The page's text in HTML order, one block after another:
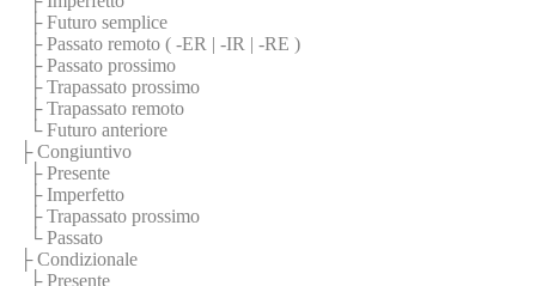
├ Futuro semplice
├ Passato remoto ( -ER | -IR | -RE )
├ Passato prossimo
├ Trapassato prossimo
├ Trapassato remoto
└ Futuro anteriore
├ Congiuntivo
├ Presente
├ Imperfetto
├ Trapassato prossimo
└ Passato
├ Condizionale
├ Presente